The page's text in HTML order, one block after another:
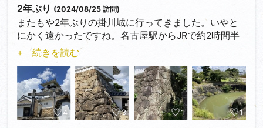
ります。どちらもなかなか大きいもので多分これが1
番見どころ。
西の丸には大きな堀切があります。眺めも最高でし
た。
三の丸には土塁があちこちにあります。ちかくに着到
櫓台があり、綺麗に土塁が高々と残っていました。
最後は追手門跡を通って帰りました。
さすが世界最強の城
評価★★★★☆
2年ぶり (2024/08/25 訪問)
またもや2年ぶりの掛川城に行ってきました。いやと
にかく遠かったですね。名古屋駅からJRで約2時間半
というところでしょうか？今までで1番遠い電車旅と
なりました。
掛川城は今川義元の家臣の朝比奈氏の居城でしたが、
その後家康の攻略と、家康の関東移籍に伴い最終的に
山内一豊が改修しました。
この城の特徴は御殿が残っていることですかね。お城
+ 続きを読む
4 3 1 1